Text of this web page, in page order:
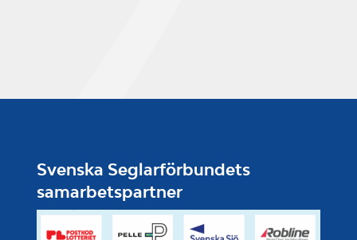
Svenska Seglarförbundets
samarbetspartner